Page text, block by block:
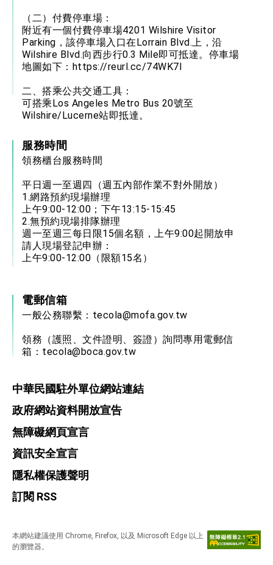
（二）付費停車場：
附近有一個付費停車場4201 Wilshire Visitor
Parking，該停車場入口在Lorrain Blvd.上，沿
Wilshire Blvd.向西步行0.3 Mile即可抵達。停車場
地圖如下： https://reurl.cc/74WK7l
二、搭乘公共交通工具：
可搭乘Los Angeles Metro Bus 20號至
Wilshire/Lucerne站即抵達。
服務時間
領務櫃台服務時間
平日週一至週四（週五內部作業不對外開放）
1.網路預約現場辦理
上午9:00-12:00；下午13:15-15:45
2.無預約現場排隊辦理
週一至週三每日限15個名額，上午9:00起開放申
請人現場登記申辦：
上午9:00-12:00（限額15名）
電郵信箱
一般公務聯繫： tecola@mofa.gov.tw
領務（護照、文件證明、簽證）詢問專用電郵信
箱： tecola@boca.gov.tw
中華民國駐外單位網站連結
政府網站資料開放宣告
無障礙網頁宣言
資訊安全宣言
隱私權保護聲明
訂閱 RSS
本網站建議使用 Chrome, Firefox, 以及 Microsoft Edge 以上
的瀏覽器。